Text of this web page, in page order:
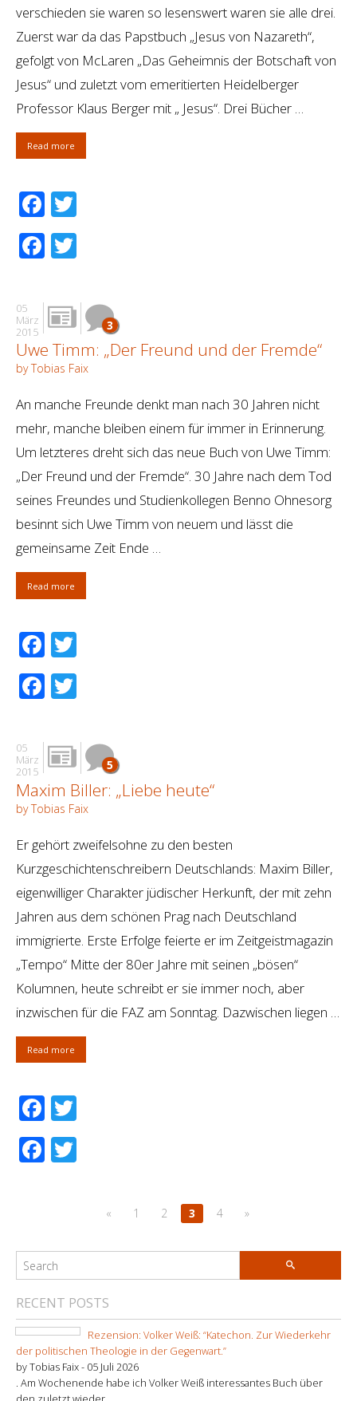
verschieden sie waren so lesenswert waren sie alle drei.
Zuerst war da das Papstbuch „Jesus von Nazareth“,
gefolgt von McLaren „Das Geheimnis der Botschaft von
Jesus“ und zuletzt vom emeritierten Heidelberger
Professor Klaus Berger mit „ Jesus“. Drei Bücher …
Read more
Facebook
Facebook
05
März
2015
3
Uwe Timm: „Der Freund und der Fremde“
by Tobias Faix
An manche Freunde denkt man nach 30 Jahren nicht
mehr, manche bleiben einem für immer in Erinnerung.
Um letzteres dreht sich das neue Buch von Uwe Timm:
„Der Freund und der Fremde“. 30 Jahre nach dem Tod
seines Freundes und Studienkollegen Benno Ohnesorg
besinnt sich Uwe Timm von neuem und lässt die
gemeinsame Zeit Ende …
Read more
Facebook
Facebook
05
März
2015
5
Maxim Biller: „Liebe heute“
by Tobias Faix
Er gehört zweifelsohne zu den besten
Kurzgeschichtenschreibern Deutschlands: Maxim Biller,
eigenwilliger Charakter jüdischer Herkunft, der mit zehn
Jahren aus dem schönen Prag nach Deutschland
immigrierte. Erste Erfolge feierte er im Zeitgeistmagazin
„Tempo“ Mitte der 80er Jahre mit seinen „bösen“
Kolumnen, heute schreibt er sie immer noch, aber
inzwischen für die FAZ am Sonntag. Dazwischen liegen …
Read more
Facebook
Facebook
« 1 2 3 4 »
RECENT POSTS
Rezension: Volker Weiß: “Katechon. Zur Wiederkehr
der politischen Theologie in der Gegenwart.”
by Tobias Faix - 05 Juli 2026
. Am Wochenende habe ich Volker Weiß interessantes Buch über